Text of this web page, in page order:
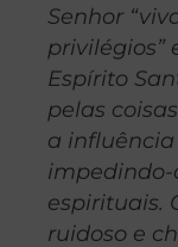
Senhor
privilégios”
Espírito
pelas
a influência
impedindo-
espirituais.
ruidoso e